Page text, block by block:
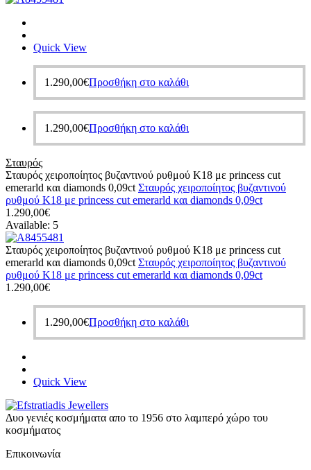
Quick View
1.290,00€Προσθήκη στο καλάθι
1.290,00€Προσθήκη στο καλάθι
Σταυρός
Σταυρός χειροποίητος βυζαντινού ρυθμού Κ18 με princess cut
emerarld και diamonds 0,09ct Σταυρός χειροποίητος βυζαντινού
ρυθμού Κ18 με princess cut emerarld και diamonds 0,09ct
1.290,00€
Available: 5
Σταυρός χειροποίητος βυζαντινού ρυθμού Κ18 με princess cut
emerarld και diamonds 0,09ct Σταυρός χειροποίητος βυζαντινού
ρυθμού Κ18 με princess cut emerarld και diamonds 0,09ct
1.290,00€
1.290,00€Προσθήκη στο καλάθι
Quick View
Δυο γενιές κοσμήματα απο το 1956 στο λαμπερό χώρο του
κοσμήματος
Επικοινωνία